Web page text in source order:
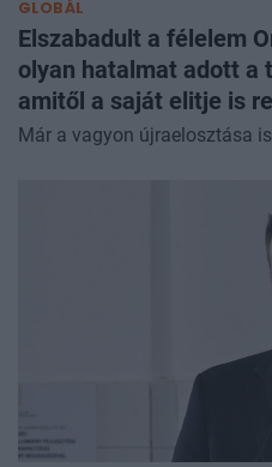
GLOBÁL
Elszabadult a félelem
olyan hatalmat adott a
amitől a saját elitje is
Már a vagyon újraelosztása